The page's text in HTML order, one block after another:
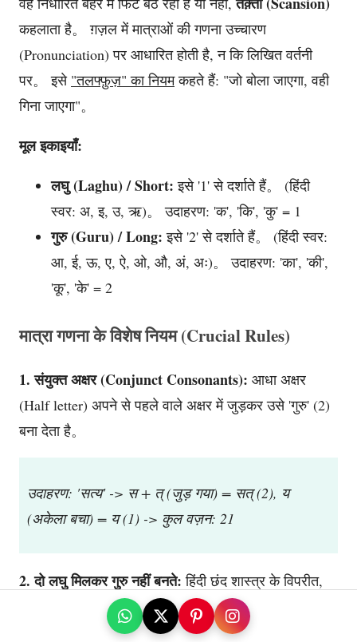
कहलाता है。 ग़ज़ल में मात्राओं की गणना उच्चारण
(Pronunciation) पर आधारित होती है, न कि लिखित वर्तनी
पर。 इसे "तलफ्फ़ुज़" का नियमकहते हैं: "जो बोला जाएगा, वही
गिना जाएगा"。
मूल इकाइयाँ:
लघु (Laghu) / Short: इसे '1' से दर्शाते हैं。 (हिंदी
स्वर: अ, इ, उ, ऋ)。 उदाहरण: 'क', 'कि', 'कु' = 1
गुरु (Guru) / Long: इसे '2' से दर्शाते हैं。 (हिंदी स्वर:
आ, ई, ऊ, ए, ऐ, ओ, औ, अं, अः)。 उदाहरण: 'का', 'की',
'कू', 'के' = 2
मात्रा गणना के विशेष नियम (Crucial Rules)
1. संयुक्त अक्षर (Conjunct Consonants): आधा अक्षर
(Half letter) अपने से पहले वाले अक्षर में जुड़कर उसे 'गुरु' (2)
बना देता है。
उदाहरण: 'सत्य' -> स + त् (जुड़ गया) = सत् (2), य
(अकेला बचा) = य (1) -> कुल वज़न: 21
2. दो लघु मिलकर गुरु नहीं बनते: हिंदी छंद शास्त्र के विपरीत,
उर्दू ग़ज़ल में दो लघु (1 1) मिलकर अपने आप गुरु (2) नहीं